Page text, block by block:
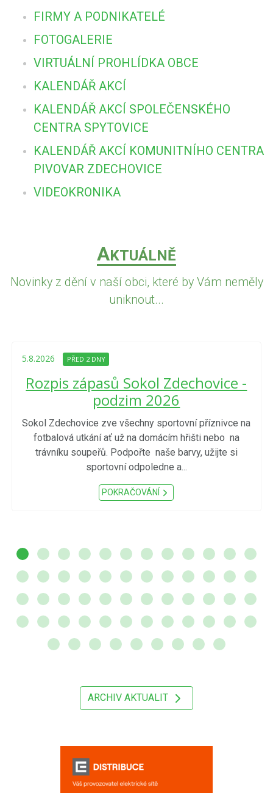
FIRMY A PODNIKATELÉ
FOTOGALERIE
VIRTUÁLNÍ PROHLÍDKA OBCE
KALENDÁŘ AKCÍ
KALENDÁŘ AKCÍ SPOLEČENSKÉHO
CENTRA SPYTOVICE
KALENDÁŘ AKCÍ KOMUNITNÍHO CENTRA
PIVOVAR ZDECHOVICE
VIDEOKRONIKA
AKTUÁLNĚ
Novinky z dění v naší obci, které by Vám neměly
uniknout...
5.8.2026 PŘED 2 DNY
Rozpis zápasů Sokol Zdechovice -
podzim 2026
Sokol Zdechovice zve všechny sportovní příznivce na
fotbalová utkání ať už na domácím hřišti nebo na
trávníku soupeřů. Podpořte naše barvy, užijte si
sportovní odpoledne a...
POKRAČOVÁNÍ
ARCHIV AKTUALIT